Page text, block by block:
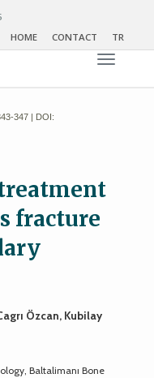
HOME
CONTACT TR
Toggle
347 | DOI:
fracture
Özcan, Kubilay
Baltalimanı Bone